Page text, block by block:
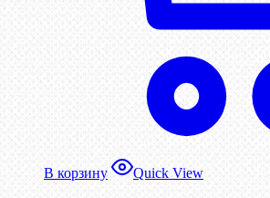
В корзину Quick View